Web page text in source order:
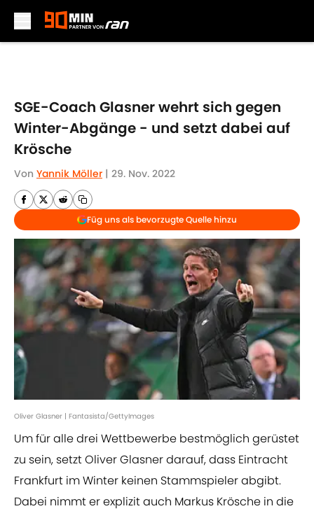
SGE-Coach Glasner wehrt sich gegen
Winter-Abgänge - und setzt dabei auf
Krösche
Von Yannik Möller | 29. Nov. 2022
Füg uns als bevorzugte Quelle hinzu
Oliver Glasner | Fantasista/GettyImages
Um für alle drei Wettbewerbe bestmöglich gerüstet
zu sein, setzt Oliver Glasner darauf, dass Eintracht
Frankfurt im Winter keinen Stammspieler abgibt.
Dabei nimmt er explizit auch Markus Krösche in die